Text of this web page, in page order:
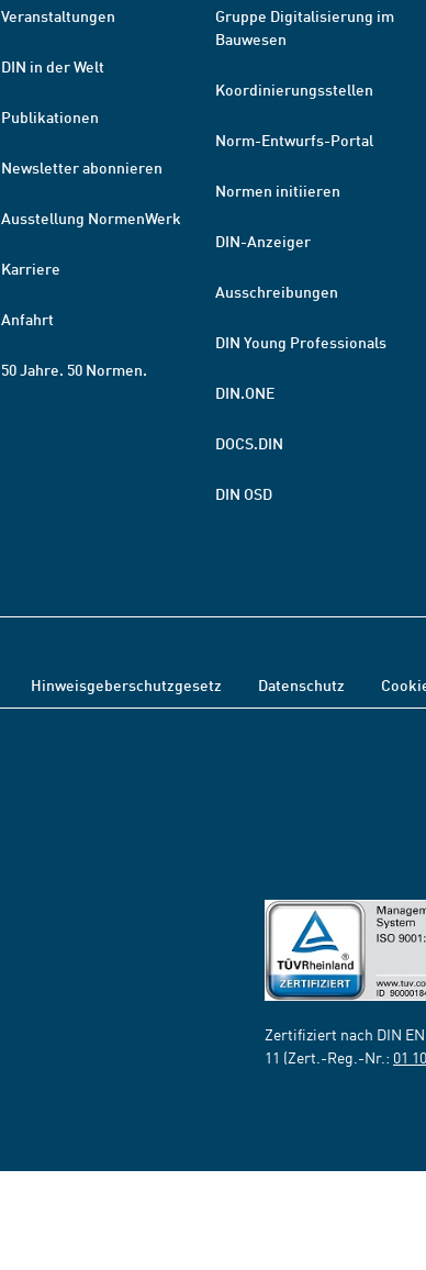
Veranstaltungen
DIN in der Welt
Publikationen
Newsletter abonnieren
Ausstellung NormenWerk
Karriere
Anfahrt
50 Jahre. 50 Normen.
Gruppe Digitalisierung im
Bauwesen
Koordinierungsstellen
Norm-Entwurfs-Portal
Normen initiieren
DIN-Anzeiger
Ausschreibungen
DIN Young Professionals
DIN.ONE
DOCS.DIN
DIN OSD
Hinweisgeberschutzgesetz Datenschutz
Zertifiziert nach DIN EN
11 (Zert.-Reg.-Nr.: 01